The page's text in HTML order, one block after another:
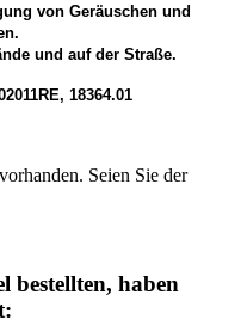
von Geräuschen und
und auf der Straße.
18364.01
Seien Sie der
bestellten, haben